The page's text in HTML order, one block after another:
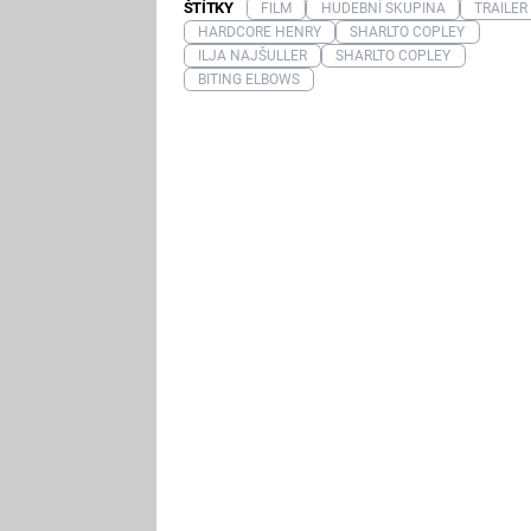
ŠTÍTKY FILM HUDEBNÍ SKUPINA
TRAILER
HARDCORE HENRY
SHARLTO COPLEY
ILJA NAJŠULLER
SHARLTO COPLEY
BITING ELBOWS